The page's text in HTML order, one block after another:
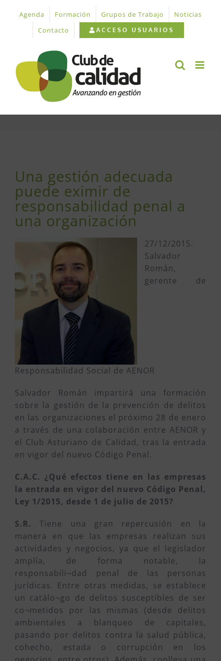
contenido
Agenda Formación Grupos de Trabajo
Noticias
Contacto
ACCESO USUARIOS
imagen
más
grande
Una gestión adecuada
puede eximir de
responsabilidad penal a
una organización
27/12/2015.
Salvador
Román,
gerente de
Responsabilidad Social de AENOR
Salvador Román impartirá una formación
sobre la gestión de la prevención de delitos
en las organizaciones el próximo 28 de enero
a través de una colaboración entre AENOR y
el Club Asturiano de Calidad, tras la entrada
en vigor del nuevo Código Penal.
C.A.C. ¿Qué efectos tiene en las empresas
la entrada en vigor del nuevo Código Penal,
Ley 1/2015, desde 1 de julio de 2015?
S.R. Tiene una gran repercusión en la
manera en que las empresas realizan sus
actividades y negocios, ya que el legislador
amplía, de forma notable, la
responsabili¬dad penal de las personas
jurídicas. Entre otras medidas, se establece
un catálo¬go de delitos susceptibles de ser
co¬metidos por las mismas (desde delitos
ambientales a blanqueo de capitales,
pasando por delitos contra la salud pública,
cohecho, estada o corrupción en los